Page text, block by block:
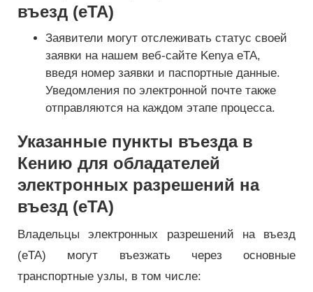
въезд (eTA)
Заявители могут отслеживать статус своей
заявки на нашем веб-сайте Kenya eTA,
введя номер заявки и паспортные данные.
Уведомления по электронной почте также
отправляются на каждом этапе процесса.
Указанные пункты въезда в
Кению для обладателей
электронных разрешений на
въезд (eTA)
Владельцы электронных разрешений на въезд
(eTA) могут въезжать через основные
транспортные узлы, в том числе: